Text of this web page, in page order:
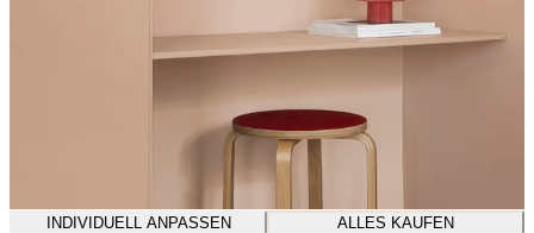
INDIVIDUELL ANPASSEN ALLES KAUFEN